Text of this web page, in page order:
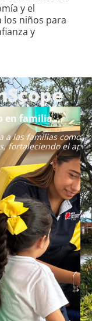
y el
niños para
y
en familia
a las familias como
fortaleciendo el